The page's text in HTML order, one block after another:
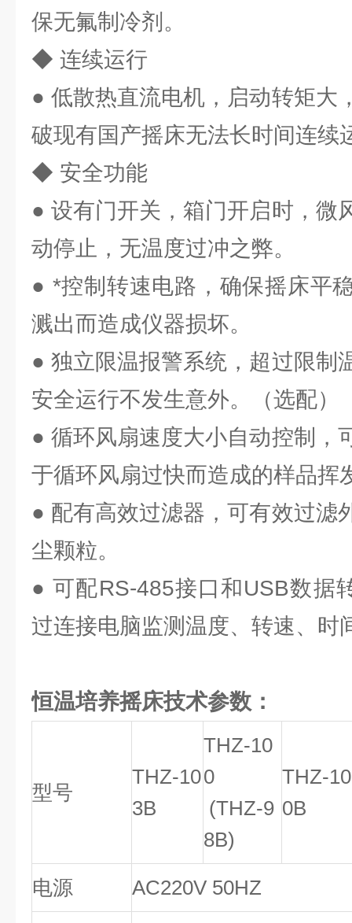
保无氟制冷剂。
◆ 连续运行
● 低散热直流电机，启动转矩大
破现有国产摇床无法长时间连续
◆ 安全功能
● 设有门开关，箱门开启时，微
动停止，无温度过冲之弊。
● *控制转速电路，确保摇床平
溅出而造成仪器损坏。
● 独立限温报警系统，超过限制
安全运行不发生意外。（选配）
● 循环风扇速度大小自动控制，
于循环风扇过快而造成的样品挥
● 配有高效过滤器，可有效过滤
尘颗粒。
● 可配RS-485接口和USB数据
过连接电脑监测温度、转速、时
恒温培养摇床技术参数：
型号
THZ-10
3B
THZ-10
0
(THZ-9
8B)
THZ-10
0B
电源 AC220V 50HZ